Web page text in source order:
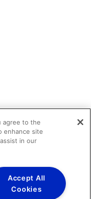
agree to the
enhance site
in our
Accept All
Cookies